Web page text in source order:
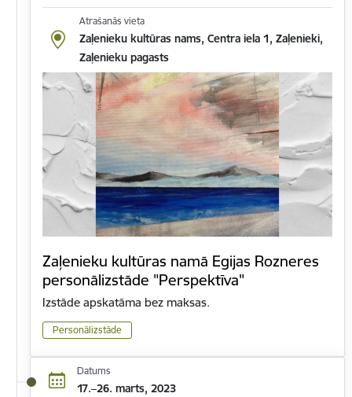
Atrašanās vieta
Zaļenieku kultūras nams, Centra iela 1, Zaļenieki,
Zaļenieku pagasts
Zaļenieku kultūras namā Egijas Rozneres
personālizstāde "Perspektīva"
Izstāde apskatāma bez maksas.
Personālizstāde
Datums
17.–26. marts, 2023